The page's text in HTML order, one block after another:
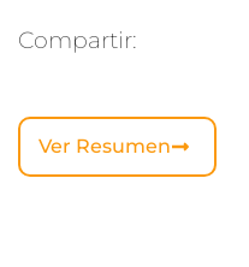
Compartir:
Ver Resumen